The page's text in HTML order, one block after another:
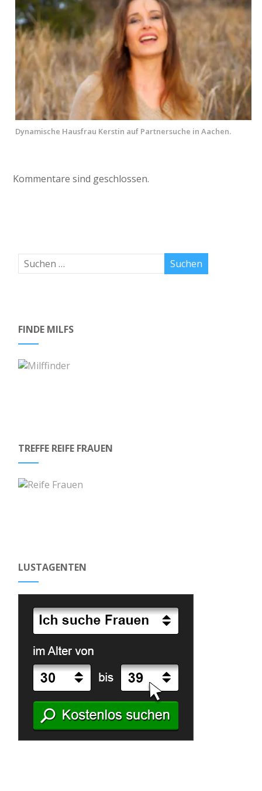
Dynamische Hausfrau Kerstin auf Partnersuche in Aachen.
Kommentare sind geschlossen.
FINDE MILFS
TREFFE REIFE FRAUEN
LUSTAGENTEN